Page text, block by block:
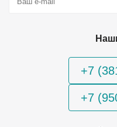
+7
+7